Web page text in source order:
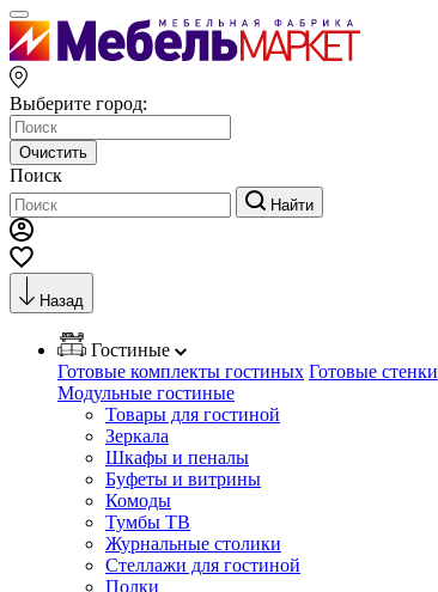
Выберите город:
Очистить
Поиск
Найти
Назад
Гостиные
Готовые комплекты гостиных Готовые стенки
Модульные гостиные
Товары для гостиной
Зеркала
Шкафы и пеналы
Буфеты и витрины
Комоды
Тумбы ТВ
Журнальные столики
Стеллажи для гостиной
Полки